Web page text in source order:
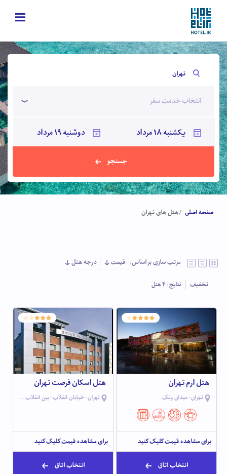
تهران
انتخاب خدمت سفر
جستجو
صفحه اصلی هتل های تهران
مرتب سازی بر اساس: قیمت درجه هتل
تخفیف نتایج :4هتل
هتل ارم تهران
تهران- میدان ونک
برای مشاهده قیمت کلیک کنید
انتخاب اتاق
هتل اسکان فرصت تهران
تهران- خیابان انقلاب- بین انقلاب و سمیه- خیابان شهید موسوی(فرصت سابق)
برای مشاهده قیمت کلیک کنید
انتخاب اتاق